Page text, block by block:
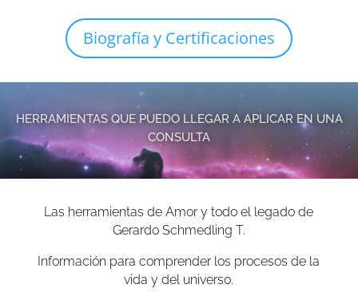
Biografía y Certificaciones
HERRAMIENTAS QUE PUEDO LLEGAR A APLICAR EN UNA
CONSULTA
Las herramientas de Amor y todo el legado de
Gerardo Schmedling T.
Información para comprender los procesos de la
vida y del universo.